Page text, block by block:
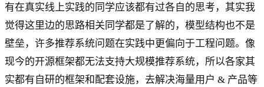
有在真实线上实践的同学应该都有过各自的思考，其实我
觉得这里边的思路相关同学都是了解的，模型结构也不是
壁垒，许多推荐系统问题在实践中更偏向于工程问题。像
现今的开源框架都无法支持大规模推荐系统，所以各家其
实都有自研的框架和配套设施，去解决海量用户 & 产品等